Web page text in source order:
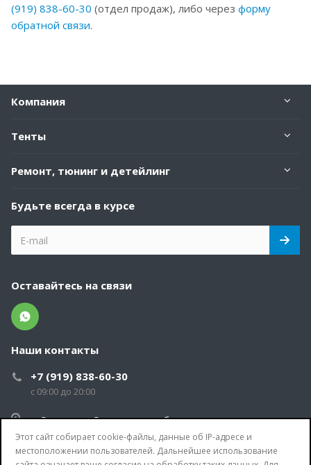
(919) 838-60-30 (отдел продаж), либо через форму
обратной связи.
Компания
Тенты
Ремонт, тюнинг и детейлинг
Будьте всегда в курсе
Оставайтесь на связи
Наши контакты
+7 (919) 838-60-30
с 09:00 до 20:00
г. Саратов и Саратовская обл.
info@sar-tent.ru
Этот сайт собирает cookie-файлы, данные об IP-адресе и
местоположении пользователей. Дальнейшее использование